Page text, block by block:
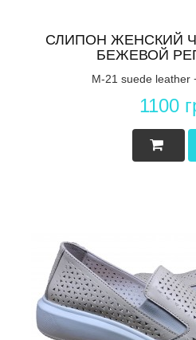
СЛИПОН ЖЕНСКИЙ
БЕЖЕВОЙ
M-21 suede leather
1100